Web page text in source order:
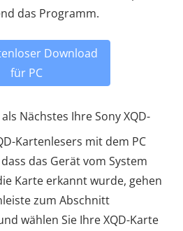
das Programm.
Download
für PC
Nächstes Ihre Sony XQD-
Kartenlesers mit dem PC
das Gerät vom System
Karte erkannt wurde, gehen
zum Abschnitt
wählen Sie Ihre XQD-Karte